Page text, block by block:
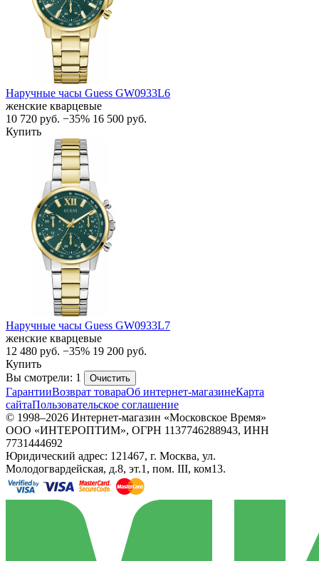
Наручные часы Guess GW0933L6
женские кварцевые
10 720 руб. −35% 16 500 руб.
Купить
Наручные часы Guess GW0933L7
женские кварцевые
12 480 руб. −35% 19 200 руб.
Купить
Вы смотрели: 1
Очистить
ГарантииВозврат товараОб интернет-магазинеКарта
сайтаПользовательское соглашение
© 1998–2026 Интернет-магазин «Московское Время»
ООО «ИНТЕРОПТИМ», ОГРН 1137746288943, ИНН
7731444692
Юридический адрес: 121467, г. Москва, ул.
Молодогвардейская, д.8, эт.1, пом. III, ком13.